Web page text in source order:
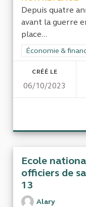
Depuis quatre
avant la guerre
place...
Filtrer les
Économie &
CRÉÉ LE
06/10/2023
Ecole
officiers de
13
Alary